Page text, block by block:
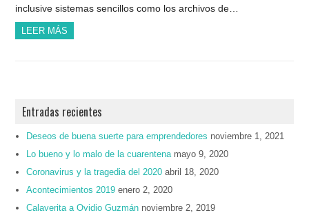
inclusive sistemas sencillos como los archivos de…
LEER MÁS
Entradas recientes
Deseos de buena suerte para emprendedores noviembre 1, 2021
Lo bueno y lo malo de la cuarentena mayo 9, 2020
Coronavirus y la tragedia del 2020 abril 18, 2020
Acontecimientos 2019 enero 2, 2020
Calaverita a Ovidio Guzmán noviembre 2, 2019